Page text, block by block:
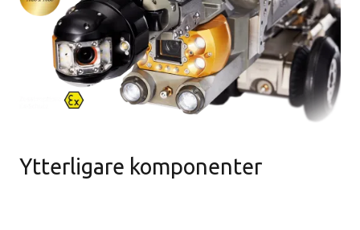
Ytterligare komponenter